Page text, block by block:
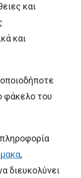
και
και
οποιοδήποτε
φάκελο του
,
διευκολύνει